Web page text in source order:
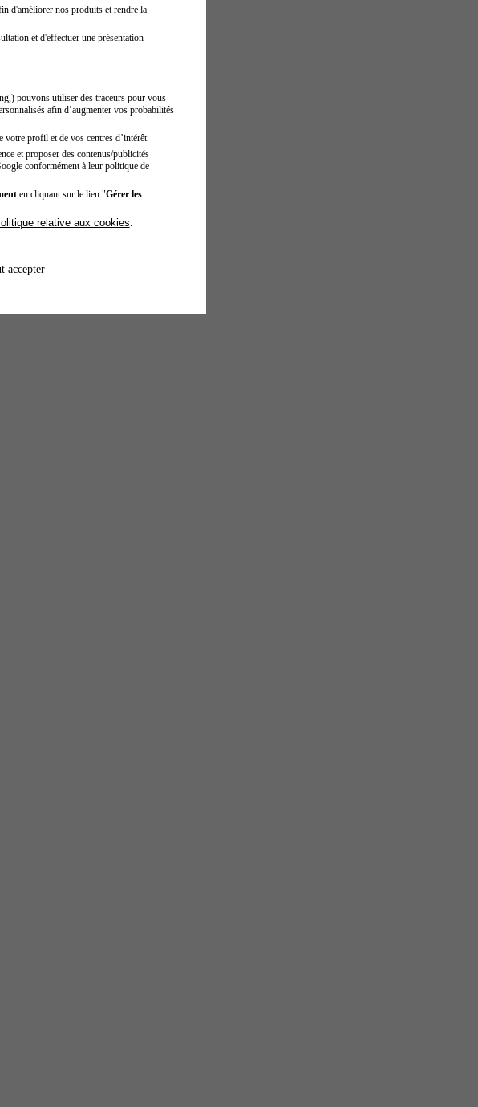
d'améliorer nos produits et rendre la
et d'effectuer une présentation
pouvons utiliser des traceurs pour vous
afin d’augmenter vos probabilités
profil et de vos centres d’intérêt.
et proposer des contenus/publicités
conformément à leur politique de
en cliquant sur le lien "Gérer les
relative aux cookies
accepter